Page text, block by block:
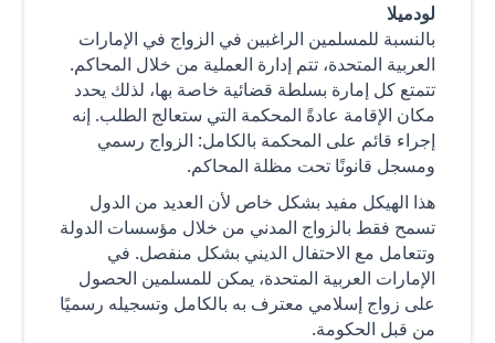
لودميلا
بالنسبة للمسلمين الراغبين في الزواج في الإمارات
العربية المتحدة، تتم إدارة العملية من خلال المحاكم.
تتمتع كل إمارة بسلطة قضائية خاصة بها، لذلك يحدد
مكان الإقامة عادةً المحكمة التي ستعالج الطلب. إنه
إجراء قائم على المحكمة بالكامل: الزواج رسمي
ومسجل قانونًا تحت مظلة المحاكم.
هذا الهيكل مفيد بشكل خاص لأن العديد من الدول
تسمح فقط بالزواج المدني من خلال مؤسسات الدولة
وتتعامل مع الاحتفال الديني بشكل منفصل. في
الإمارات العربية المتحدة، يمكن للمسلمين الحصول
على زواج إسلامي معترف به بالكامل وتسجيله رسميًا
من قبل الحكومة.